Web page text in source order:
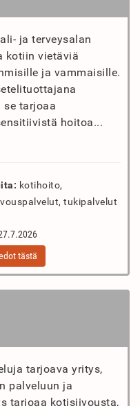
ja terveysalan
kotiin vietäviä
ja vammaisille.
se tarjoaa
hoitoa...
kotihoito,
tukipalvelut
tästä
tarjoava yritys,
palveluun ja
tarjoaa kotisiivousta,